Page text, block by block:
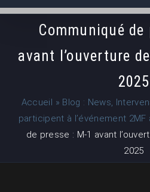
Communiqué de
avant l’ouverture
2025
Accueil » Blog : News,
participent à l’événement 2MF
de presse : M-1 avant
2025